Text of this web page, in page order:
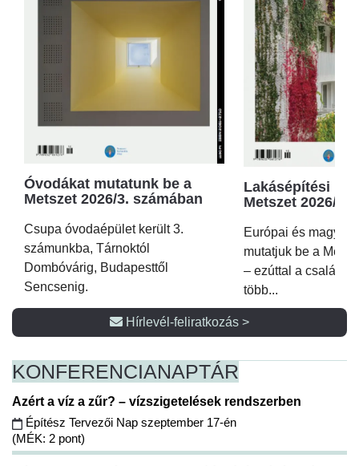
Óvodákat mutatunk be a
Metszet 2026/3. számában
Csupa óvodaépület került 3.
számunkba, Tárnoktól
Dombóvárig, Budapesttől
Sencsenig.
Lakásépítési
Metszet 2026/2.
Európai és magyar
mutatjuk be a
– ezúttal a családi
több...
Hírlevél-feliratkozás >
KONFERENCIANAPTÁR
Azért a víz a zűr? – vízszigetelések rendszerben
Építész Tervezői Nap szeptember 17-én
(MÉK: 2 pont)